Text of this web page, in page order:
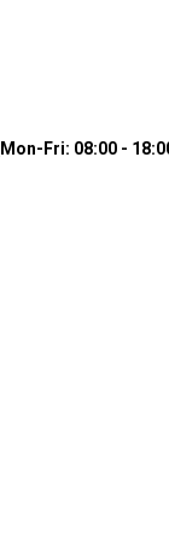
Mon-Fri: 08:00 -